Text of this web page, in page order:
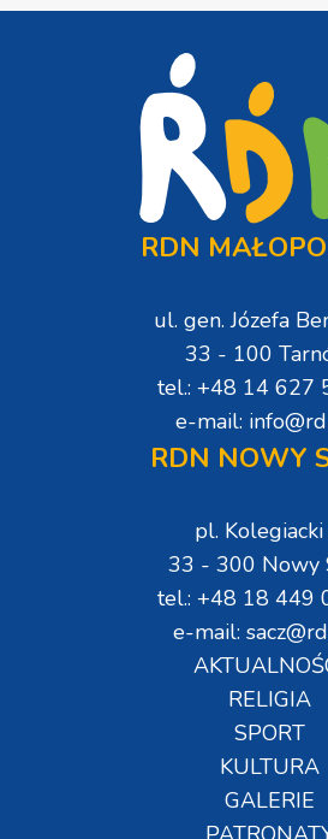
RDN
ul. gen. Józefa
33 - 100
tel.: +48 14 627
e-mail:
RDN NOWY
pl.
33 - 300 Nowy
tel.: +48 18 449
e-mail:
RELIGIA
SPORT
KULTURA
GALERIE